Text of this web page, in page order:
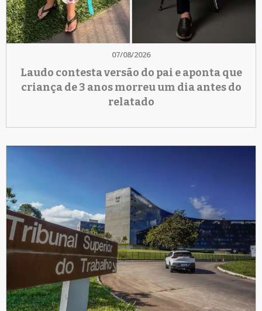
07/08/2026
Laudo contesta versão do pai e aponta que
criança de 3 anos morreu um dia antes do
relatado